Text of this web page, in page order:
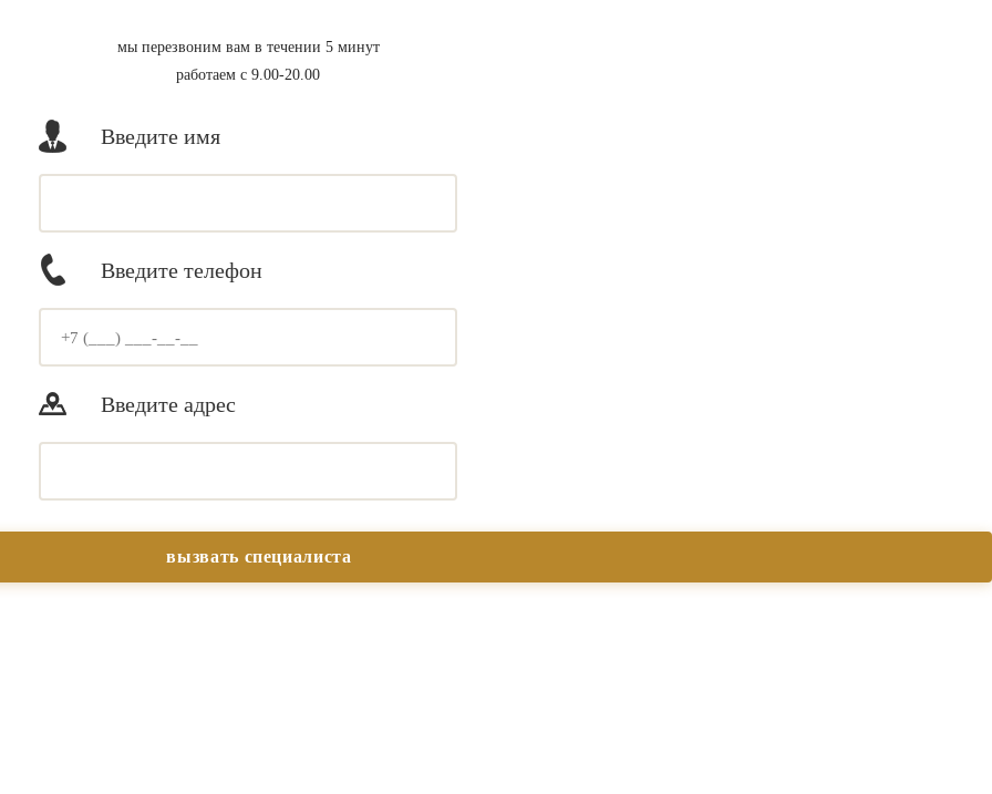
мы перезвоним вам в течении 5 минут
работаем с 9.00-20.00
Введите имя
Введите телефон
Введите адрес